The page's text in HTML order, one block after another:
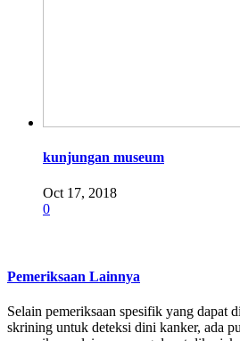
kunjungan museum
Oct 17, 2018
0
Pemeriksaan Lainnya
Selain pemeriksaan spesifik yang dapat
skrining untuk deteksi dini kanker, ada